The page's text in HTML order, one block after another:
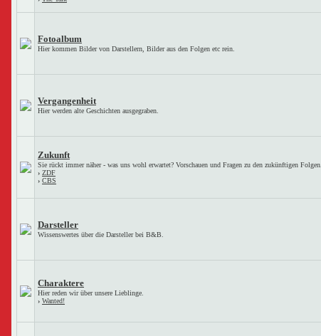
Fotoalbum
Hier kommen Bilder von Darstellern, Bilder aus den Folgen etc rein.
Vergangenheit
Hier werden alte Geschichten ausgegraben.
Zukunft
Sie rückt immer näher - was uns wohl erwartet? Vorschauen und Fragen zu den zukünftigen Folgen.
› ZDF
› CBS
Darsteller
Wissenswertes über die Darsteller bei B&B.
Charaktere
Hier reden wir über unsere Lieblinge.
› Wanted!